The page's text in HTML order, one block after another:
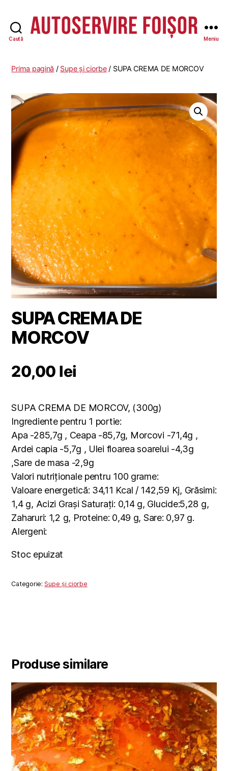
Caută
-
Meniu
Prima pagină / Supe și ciorbe/ SUPA CREMA DE MORCOV
SUPA CREMA DE
MORCOV
20,00 lei
SUPA CREMA DE MORCOV, (300g)
Ingrediente pentru 1 portie:
Apa -285,7g , Ceapa -85,7g, Morcovi -71,4g ,
Ardei capia -5,7g , Ulei floarea soarelui -4,3g
,Sare de masa -2,9g
Valori nutriționale pentru 100 grame:
Valoare energetică: 34,11 Kcal / 142,59 Kj, Grăsimi:
1,4 g, Acizi Grași Saturați: 0,14 g, Glucide:5,28 g,
Zaharuri: 1,2 g, Proteine: 0,49 g, Sare: 0,97 g.
Alergeni:
Stoc epuizat
Categorie:Supe și ciorbe
Produse similare